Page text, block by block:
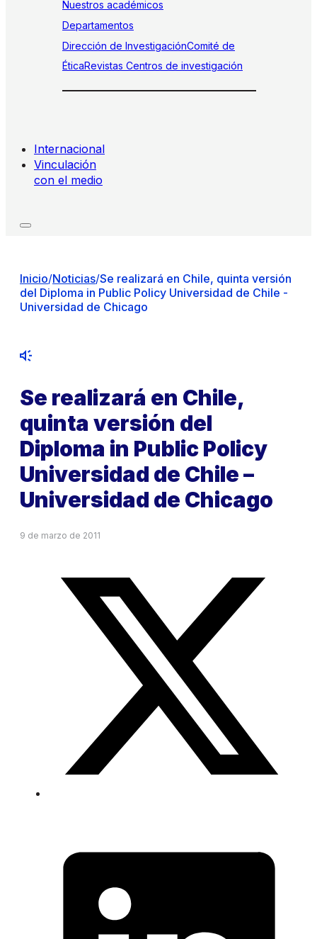
Nuestros académicos
Departamentos
Dirección de InvestigaciónComité de
ÉticaRevistas Centros de investigación
Internacional
Vinculación
con el medio
Inicio/Noticias/Se realizará en Chile, quinta versión
del Diploma in Public Policy Universidad de Chile -
Universidad de Chicago
Se realizará en Chile,
quinta versión del
Diploma in Public Policy
Universidad de Chile –
Universidad de Chicago
9 de marzo de 2011